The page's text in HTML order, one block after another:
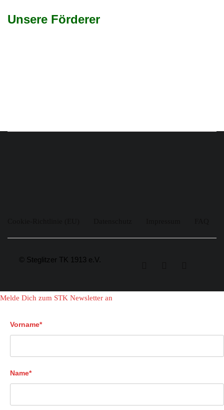
Unsere Förderer
© Steglitzer TK 1913 e.V.
Melde Dich zum STK Newsletter an
Vorname*
Name*